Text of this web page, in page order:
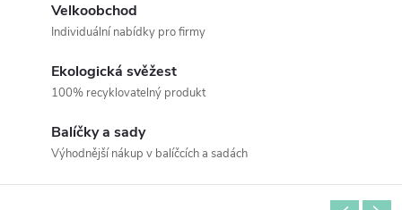
Velkoobchod
Individuální nabídky pro firmy
Ekologická svěžest
100% recyklovatelný produkt
Balíčky a sady
Výhodnější nákup v balíčcích a sadách